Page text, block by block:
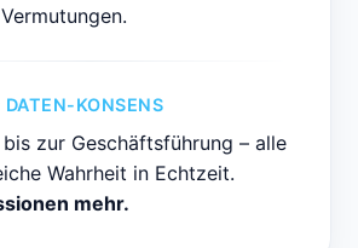
DATEN-KONSENS
zur Geschäftsführung – alle
Wahrheit in Echtzeit.
mehr.